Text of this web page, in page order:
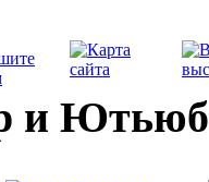
и Ютьюб